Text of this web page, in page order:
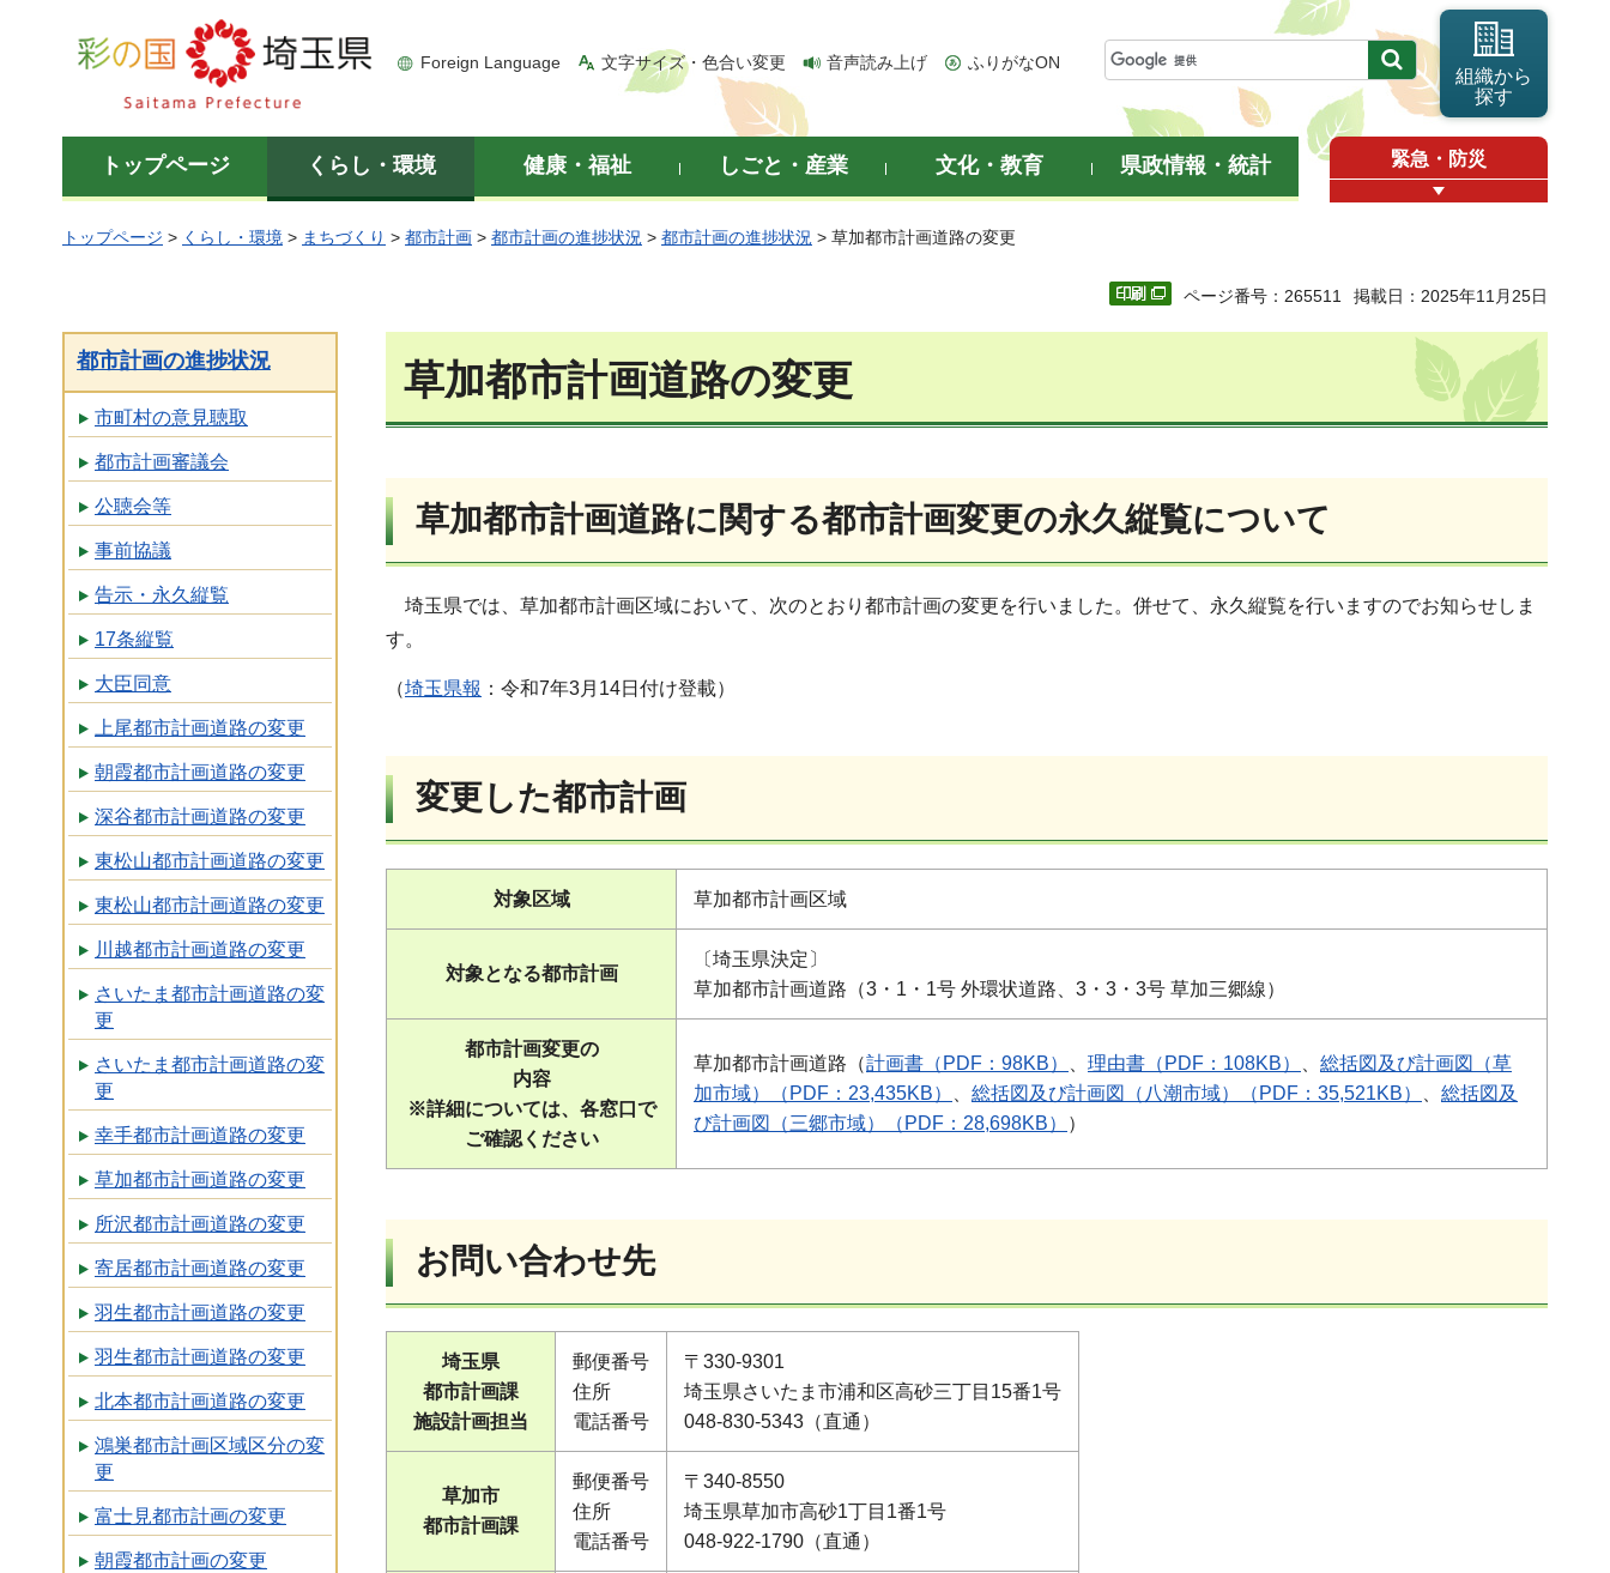
彩の国 埼玉県
Foreign Language 文字サイズ・色合い変更 音声読み上げ ふりがなON
組織から
探す
トップページ くらし・環境 健康・福祉 しごと・産業 文化・教育 県政情報・統計 緊急・防災
トップページ > くらし・環境 > まちづくり > 都市計画 > 都市計画の進捗状況 > 都市計画の進捗状況 > 草加都市計画道路の変更
ページ番号：265511 掲載日：2025年11月25日
都市計画の進捗状況
市町村の意見聴取
都市計画審議会
公聴会等
事前協議
告示・永久縦覧
17条縦覧
大臣同意
上尾都市計画道路の変更
朝霞都市計画道路の変更
深谷都市計画道路の変更
東松山都市計画道路の変更
東松山都市計画道路の変更
川越都市計画道路の変更
さいたま都市計画道路の変
更
さいたま都市計画道路の変
更
幸手都市計画道路の変更
草加都市計画道路の変更
所沢都市計画道路の変更
寄居都市計画道路の変更
羽生都市計画道路の変更
羽生都市計画道路の変更
北本都市計画道路の変更
鴻巣都市計画区域区分の変
更
富士見都市計画の変更
朝霞都市計画の変更
草加都市計画道路の変更
草加都市計画道路に関する都市計画変更の永久縦覧について
埼玉県では、草加都市計画区域において、次のとおり都市計画の変更を行いました。併せて、永久縦覧を行いますのでお知らせしま
す。
（埼玉県報 ：令和7年3月14日付け登載）
変更した都市計画
対象区域 草加都市計画区域
対象となる都市計画
〔埼玉県決定〕
草加都市計画道路（3・1・1号 外環状道路、3・3・3号 草加三郷線）
都市計画変更の
内容
※詳細については、各窓口で
ご確認ください
草加都市計画道路（計画書（PDF：98KB） 理由書（PDF：108KB）
総括図及び計画図（草
加市域）（PDF：23,435KB）
総括図及び計画図（八潮市域）（PDF：35,521KB）
総括図及
び計画図（三郷市域）（PDF：28,698KB）
）
お問い合わせ先
埼玉県
都市計画課
施設計画担当
郵便番号
住所
電話番号
〒330-9301
埼玉県さいたま市浦和区高砂三丁目15番1号
048-830-5343（直通）
草加市
都市計画課
郵便番号
住所
電話番号
〒340-8550
埼玉県草加市高砂1丁目1番1号
048-922-1790（直通）